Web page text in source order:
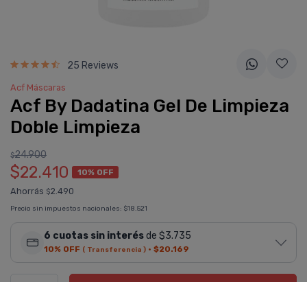
25 Reviews
Acf Máscaras
Acf By Dadatina Gel De Limpieza
Doble Limpieza
$24.900
$22.410 10% OFF
Ahorrás $2.490
Precio sin impuestos nacionales: $18.521
6 cuotas sin interésde $3.735
10% OFF ( Transferencia ) · $20.169